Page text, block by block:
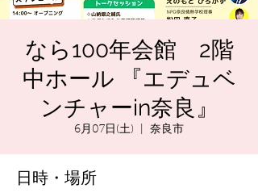
なら100年会館 2階
中ホール 『エデュベ
ンチャーin奈良』
6月07日(土) 奈良市
日時・場所